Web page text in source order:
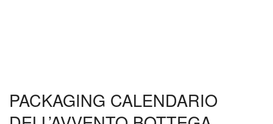
PACKAGING CALENDARIO